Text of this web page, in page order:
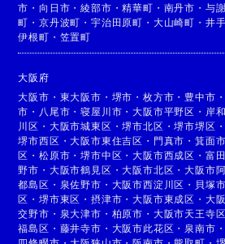
市 ・向日市 ・綾部市 ・精華町 ・ 南丹市 ・ 与
町 ・京丹波町 ・宇治田原町 ・ 大山崎町 ・ 井
伊根町 ・ 笠置町
大阪府
大阪市 ・ 東大阪市 ・ 堺市 ・枚方市 ・ 豊中市 ・
市 ・ 八尾市 ・寝屋川市 ・大阪市平野区 ・ 岸
川区 ・ 大阪市城東区 ・堺市北区 ・堺市堺区
堺市西区 ・大阪市東住吉区 ・ 門真市 ・箕面市
区 ・松原市 ・堺市中区 ・大阪市西成区 ・ 富
野市 ・ 大阪市鶴見区 ・大阪市北区 ・大阪市
都島区 ・ 泉佐野市 ・ 大阪市西淀川区 ・ 貝塚市
区 ・堺市東区 ・摂津市 ・大阪市東成区 ・ 大
交野市 ・ 泉大津市 ・ 柏原市 ・ 大阪市天王寺区
福島区 ・ 藤井寺市 ・ 大阪市此花区 ・ 泉南市